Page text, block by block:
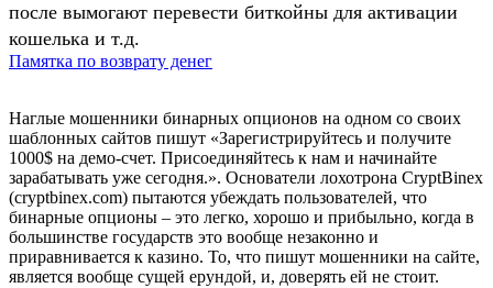
после вымогают перевести биткойны для активации
кошелька и т.д.
Памятка по возврату денег
Наглые мошенники бинарных опционов на одном со своих
шаблонных сайтов пишут «Зарегистрируйтесь и получите
1000$ на демо-счет. Присоединяйтесь к нам и начинайте
зарабатывать уже сегодня.». Основатели лохотрона СryptBinex
(cryptbinex.com) пытаются убеждать пользователей, что
бинарные опционы – это легко, хорошо и прибыльно, когда в
большинстве государств это вообще незаконно и
приравнивается к казино. То, что пишут мошенники на сайте,
является вообще сущей ерундой, и, доверять ей не стоит.